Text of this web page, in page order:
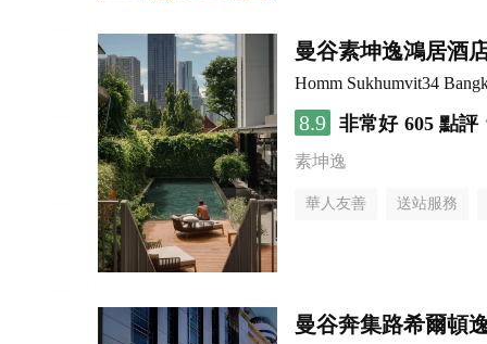
曼谷素坤逸鴻居酒
Homm Sukhumvit34
8.9 非常好 605 點評
素坤逸
華人友善 送站服務
曼谷奔集路希爾頓